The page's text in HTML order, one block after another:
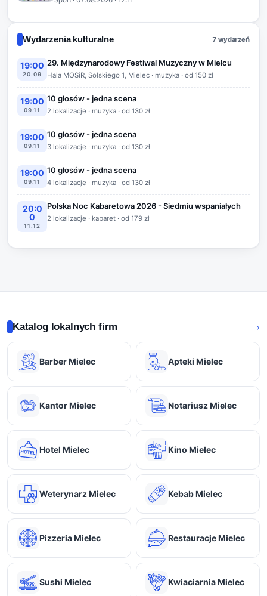
Wydarzenia kulturalne 7 wydarzeń
19:00
20.09
29. Międzynarodowy Festiwal Muzyczny w Mielcu
Hala MOSiR, Solskiego 1, Mielec · muzyka · od 150 zł
19:00
09.11
10 głosów - jedna scena
2 lokalizacje · muzyka · od 130 zł
19:00
09.11
10 głosów - jedna scena
3 lokalizacje · muzyka · od 130 zł
19:00
09.11
10 głosów - jedna scena
4 lokalizacje · muzyka · od 130 zł
20:0
0
11.12
Polska Noc Kabaretowa 2026 - Siedmiu wspaniałych
2 lokalizacje · kabaret · od 179 zł
Katalog lokalnych firm
Barber Mielec Apteki Mielec
Kantor Mielec Notariusz Mielec
Hotel Mielec Kino Mielec
Weterynarz Mielec Kebab Mielec
Pizzeria Mielec Restauracje Mielec
Sushi Mielec Kwiaciarnia Mielec